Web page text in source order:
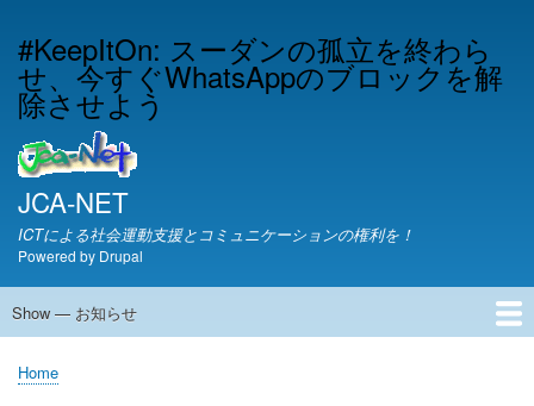
to
main
content
#KeepItOn: スーダンの孤立を終わら
せ、今すぐWhatsAppのブロックを解
除させよう
JCA-NET
ICTによる社会運動支援とコミュニケーションの権利を！
Powered by Drupal
お
ら
Show — お知らせ
JCA-NETからのお知らせ
Breadcrumb
Home